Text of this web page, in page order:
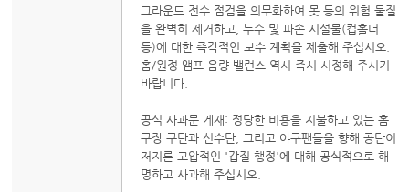
그라운드 전수 점검을 의무화하여 못 등의 위험 물질
을 완벽히 제거하고, 누수 및 파손 시설물(컵홀더
등)에 대한 즉각적인 보수 계획을 제출해 주십시오.
홈/원정 앰프 음량 밸런스 역시 즉시 시정해 주시기
바랍니다.
공식 사과문 게재: 정당한 비용을 지불하고 있는 홈
구장 구단과 선수단, 그리고 야구팬들을 향해 공단이
저지른 고압적인 '갑질 행정'에 대해 공식적으로 해
명하고 사과해 주십시오.